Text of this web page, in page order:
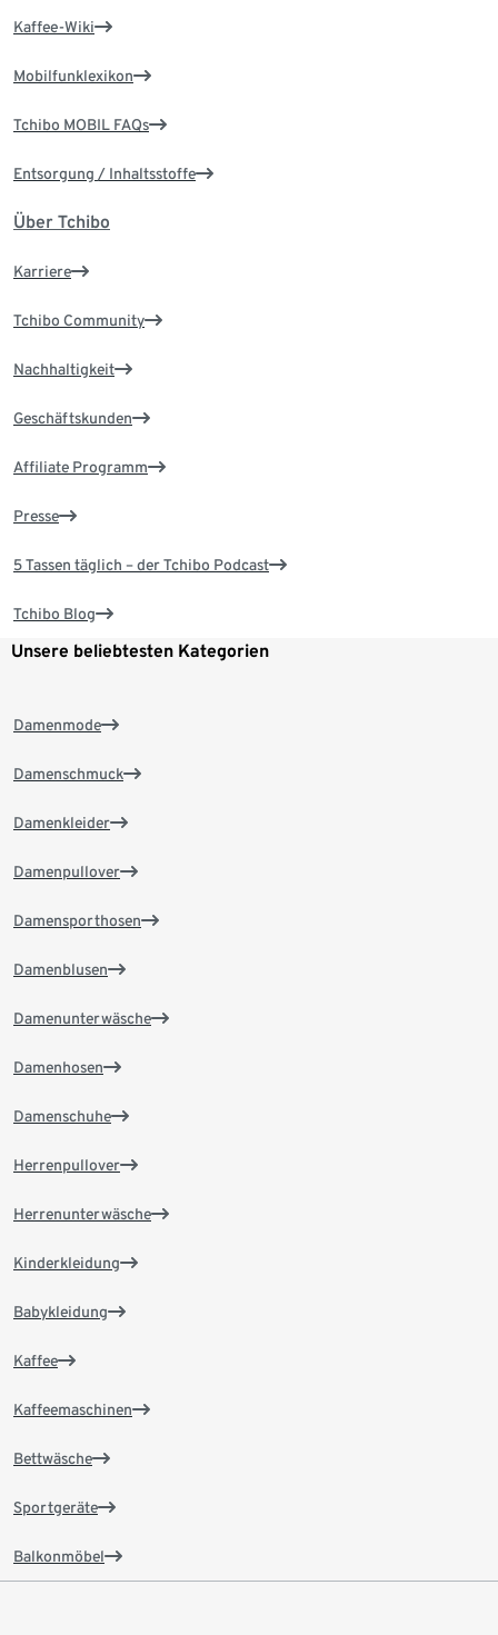
Kaffee-Wiki
Mobilfunklexikon
Tchibo MOBIL FAQs
Entsorgung / Inhaltsstoffe
Über Tchibo
Karriere
Tchibo Community
Nachhaltigkeit
Geschäftskunden
Affiliate Programm
Presse
5 Tassen täglich – der Tchibo Podcast
Tchibo Blog
Unsere beliebtesten Kategorien
Damenmode
Damenschmuck
Damenkleider
Damenpullover
Damensporthosen
Damenblusen
Damenunterwäsche
Damenhosen
Damenschuhe
Herrenpullover
Herrenunterwäsche
Kinderkleidung
Babykleidung
Kaffee
Kaffeemaschinen
Bettwäsche
Sportgeräte
Balkonmöbel